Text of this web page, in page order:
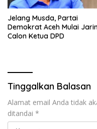
Jelang Musda, Partai
Demokrat Aceh Mulai
Calon Ketua DPD
Tinggalkan Balasan
Alamat email Anda tidak
ditandai *